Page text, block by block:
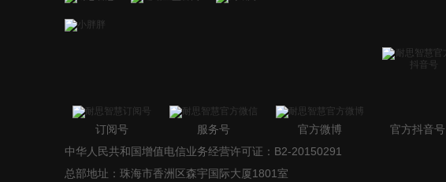
订阅号 服务号 官方微博
官方抖音号
中华人民共和国增值电信业务经营许可证：B2-20150291
总部地址：珠海市香洲区森宇国际大厦1801室